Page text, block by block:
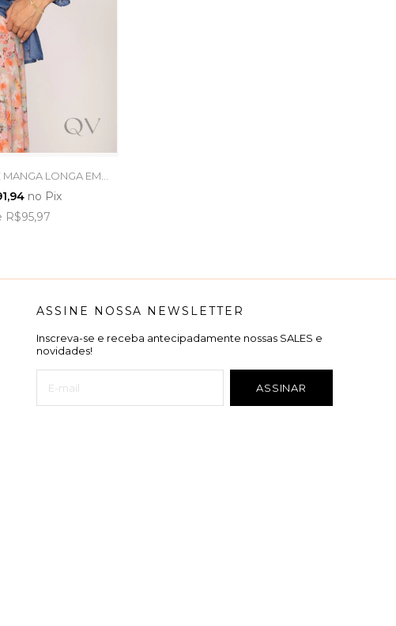
LONGA EM
LEKAZIS
no Pix
R$95,97
ASSINE NOSSA NEWSLETTER
Inscreva-se e receba antecipadamente nossas SALES e
novidades!